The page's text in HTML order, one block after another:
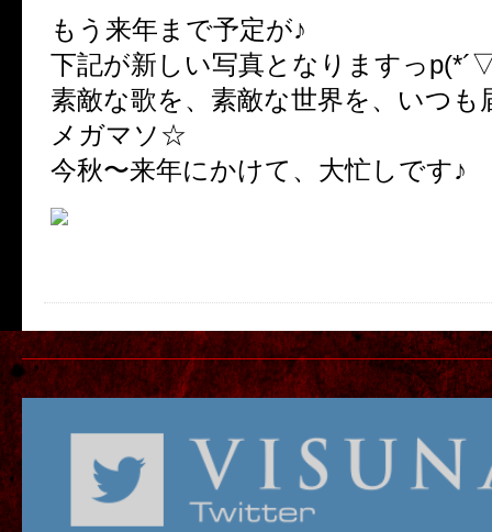
もう来年まで予定が♪
下記が新しい写真となりますっ
素敵な歌を、素敵な世界を、いつも
メガマソ☆
今秋〜来年にかけて、大忙しです♪